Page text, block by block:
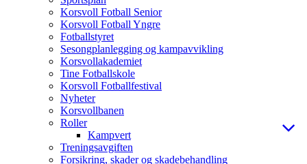
Korsvoll Fotball Senior
Korsvoll Fotball Yngre
Fotballstyret
Sesongplanlegging og kampavvikling
Korsvollakademiet
Tine Fotballskole
Korsvoll Fotballfestival
Nyheter
Korsvollbanen
Roller
Kampvert
Treningsavgiften
Forsikring, skader og skadebehandling